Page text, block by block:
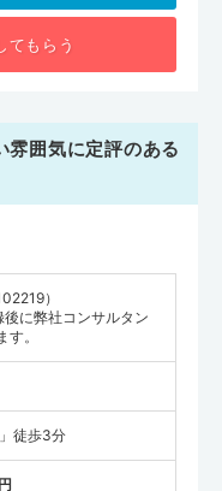
てもらう
囲気に定評のある
）
に弊社コンサルタン
。
徒歩3分